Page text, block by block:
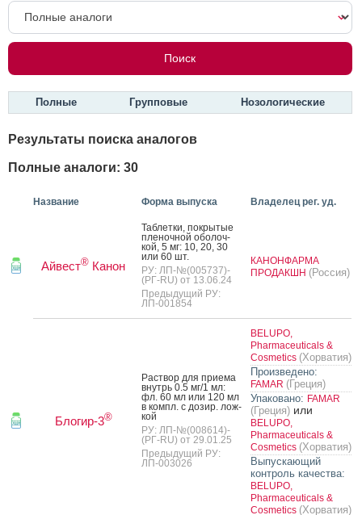
Полные Групповые Нозологические
Результаты поиска аналогов
Полные аналоги: 30
Название Форма выпуска Владелец рег. уд.
Айвест® Канон
Таб­летки, пок­ры­тые
пле­ноч­ной обо­лоч­
кой, 5 мг: 10, 20, 30
или 60 шт.
РУ: ЛП-№(005737)-
(РГ-RU) от 13.06.24
Предыдущий РУ:
ЛП-001854
КАНОНФАРМА
ПРОДАКШН (Россия)
Блогир-3®
Рас­твор для при­ема
внутрь 0.5 мг/1 мл:
фл. 60 мл или 120 мл
в компл. с до­зир. лож­
кой
РУ: ЛП-№(008614)-
(РГ-RU) от 29.01.25
Предыдущий РУ:
ЛП-003026
BELUPO,
Pharmaceuticals &
Cosmetics (Хорватия)
Произведено:
FAMAR (Греция)
Упаковано: FAMAR
(Греция) или
BELUPO,
Pharmaceuticals &
Cosmetics (Хорватия)
Выпускающий
контроль качества:
BELUPO,
Pharmaceuticals &
Cosmetics (Хорватия)